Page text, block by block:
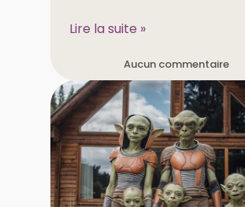
Lire la suite »
Aucun commentaire